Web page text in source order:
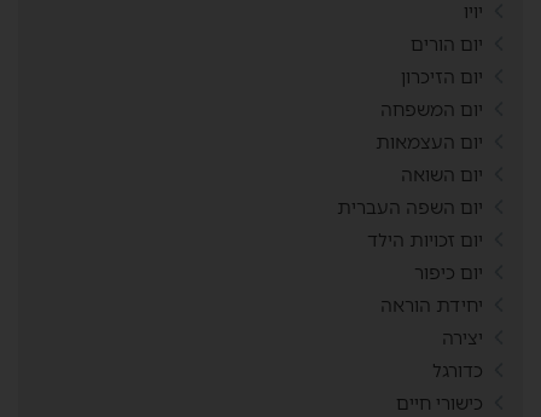
יויו
יום הורים
יום הזיכרון
יום המשפחה
יום העצמאות
יום השואה
יום השפה העברית
יום זכויות הילד
יום כיפור
יחידת הוראה
יצירה
כדורגל
כישורי חיים